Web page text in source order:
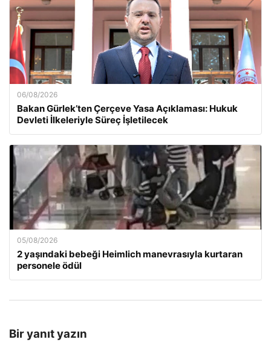
06/08/2026
Bakan Gürlek’ten Çerçeve Yasa Açıklaması: Hukuk
Devleti İlkeleriyle Süreç İşletilecek
05/08/2026
2 yaşındaki bebeği Heimlich manevrasıyla kurtaran
personele ödül
Bir yanıt yazın